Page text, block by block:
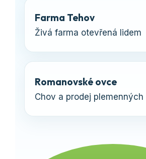
Farma Tehov
Živá farma otevřená lidem
Romanovské ovce
Chov a prodej